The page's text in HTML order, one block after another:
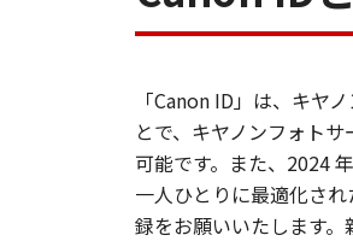
「Canon ID」は、キヤ
とで、キヤノンフォト
可能です。また、2024
一人ひとりに最適化さ
録をお願いいたします